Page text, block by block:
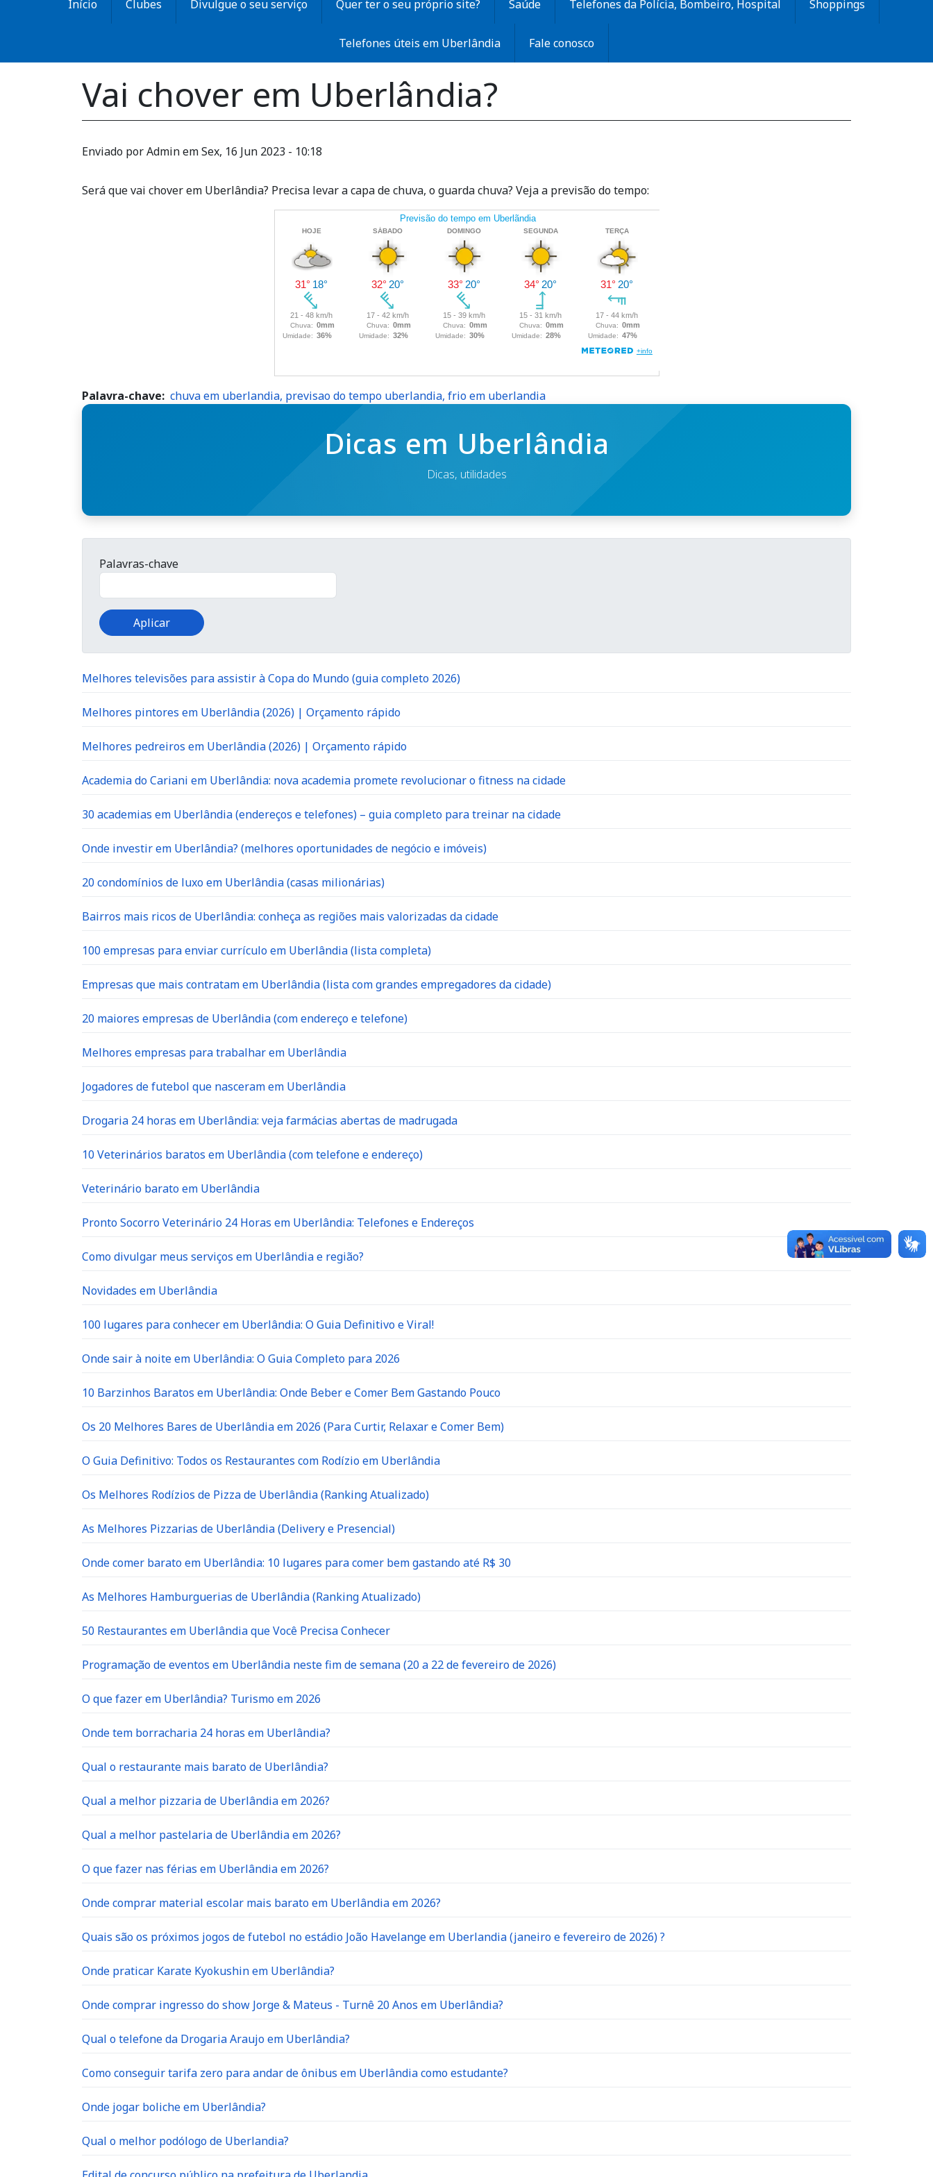
Início Clubes Divulgue o seu serviço Quer ter o seu próprio site? Saúde Telefones da Polícia, Bombeiro, Hospital Shoppings
Telefones úteis em Uberlândia Fale conosco
Vai chover em Uberlândia?
Enviado porAdminemSex, 16 Jun 2023 - 10:18
Será que vai chover em Uberlândia? Precisa levar a capa de chuva, o guarda chuva? Veja a previsão do tempo:
Palavra-chave chuva em uberlandia, previsao do tempo uberlandia, frio em uberlandia
Dicas em Uberlândia
Dicas, utilidades
Palavras-chave
Melhores televisões para assistir à Copa do Mundo (guia completo 2026)
Melhores pintores em Uberlândia (2026) | Orçamento rápido
Melhores pedreiros em Uberlândia (2026) | Orçamento rápido
Academia do Cariani em Uberlândia: nova academia promete revolucionar o fitness na cidade
30 academias em Uberlândia (endereços e telefones) – guia completo para treinar na cidade
Onde investir em Uberlândia? (melhores oportunidades de negócio e imóveis)
20 condomínios de luxo em Uberlândia (casas milionárias)
Bairros mais ricos de Uberlândia: conheça as regiões mais valorizadas da cidade
100 empresas para enviar currículo em Uberlândia (lista completa)
Empresas que mais contratam em Uberlândia (lista com grandes empregadores da cidade)
20 maiores empresas de Uberlândia (com endereço e telefone)
Melhores empresas para trabalhar em Uberlândia
Jogadores de futebol que nasceram em Uberlândia
Drogaria 24 horas em Uberlândia: veja farmácias abertas de madrugada
10 Veterinários baratos em Uberlândia (com telefone e endereço)
Veterinário barato em Uberlândia
Pronto Socorro Veterinário 24 Horas em Uberlândia: Telefones e Endereços
Como divulgar meus serviços em Uberlândia e região?
Novidades em Uberlândia
100 lugares para conhecer em Uberlândia: O Guia Definitivo e Viral!
Onde sair à noite em Uberlândia: O Guia Completo para 2026
10 Barzinhos Baratos em Uberlândia: Onde Beber e Comer Bem Gastando Pouco
Os 20 Melhores Bares de Uberlândia em 2026 (Para Curtir, Relaxar e Comer Bem)
O Guia Definitivo: Todos os Restaurantes com Rodízio em Uberlândia
Os Melhores Rodízios de Pizza de Uberlândia (Ranking Atualizado)
As Melhores Pizzarias de Uberlândia (Delivery e Presencial)
Onde comer barato em Uberlândia: 10 lugares para comer bem gastando até R$ 30
As Melhores Hamburguerias de Uberlândia (Ranking Atualizado)
50 Restaurantes em Uberlândia que Você Precisa Conhecer
Programação de eventos em Uberlândia neste fim de semana (20 a 22 de fevereiro de 2026)
O que fazer em Uberlândia? Turismo em 2026
Onde tem borracharia 24 horas em Uberlândia?
Qual o restaurante mais barato de Uberlândia?
Qual a melhor pizzaria de Uberlândia em 2026?
Qual a melhor pastelaria de Uberlândia em 2026?
O que fazer nas férias em Uberlândia em 2026?
Onde comprar material escolar mais barato em Uberlândia em 2026?
Quais são os próximos jogos de futebol no estádio João Havelange em Uberlandia (janeiro e fevereiro de 2026) ?
Onde praticar Karate Kyokushin em Uberlândia?
Onde comprar ingresso do show Jorge & Mateus - Turnê 20 Anos em Uberlândia?
Qual o telefone da Drogaria Araujo em Uberlândia?
Como conseguir tarifa zero para andar de ônibus em Uberlândia como estudante?
Onde jogar boliche em Uberlândia?
Qual o melhor podólogo de Uberlandia?